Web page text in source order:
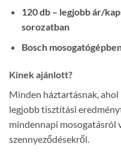
120 db – legjobb ár/
sorozatban
Bosch
Kinek ajánlott?
Minden háztartásnak, ahol
legjobb tisztítási
mindennapi mosogatásról
szennyeződésekről.